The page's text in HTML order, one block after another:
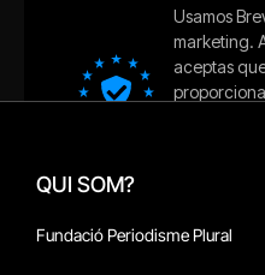
QUI SOM?
Fundació Periodisme Plural